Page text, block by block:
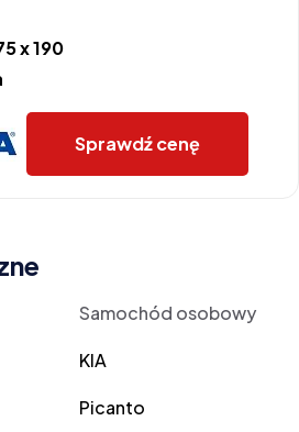
x 190
Sprawdź cenę
Samochód osobowy
KIA
Picanto